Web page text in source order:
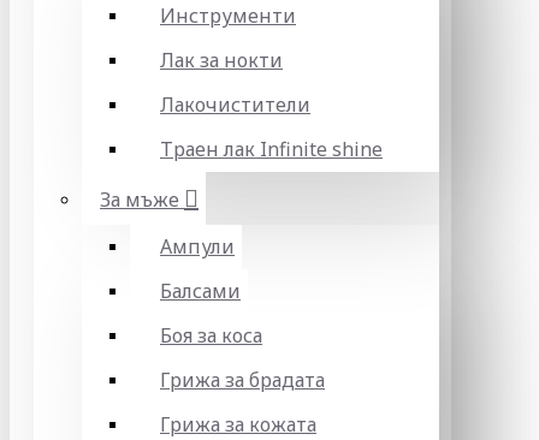
Инструменти
Лак за нокти
Лакочистители
Траен лак Infinite shine
За мъже
Ампули
Балсами
Боя за коса
Грижа за брадата
Грижа за кожата